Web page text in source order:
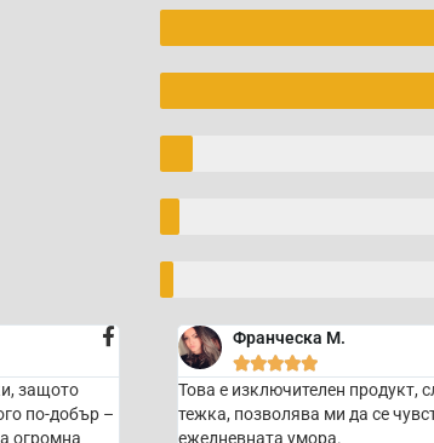
защото
по-добър –
огромна
Франческа М.

Това е изключителен продукт,
тежка, позволява ми да се
ежедневната умора.